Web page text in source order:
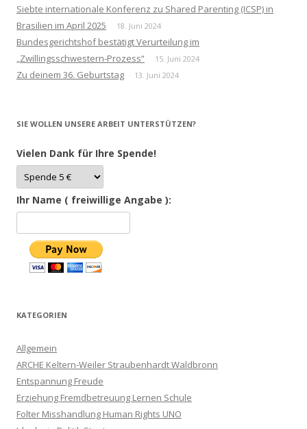
Siebte internationale Konferenz zu Shared Parenting (ICSP) in
Brasilien im April 2025
18. Juni 2024
Bundesgerichtshof bestätigt Verurteilung im
„Zwillingsschwestern-Prozess“
15. Juni 2024
Zu deinem 36. Geburtstag 13. Juni 2024
SIE WOLLEN UNSERE ARBEIT UNTERSTÜTZEN?
Vielen Dank für Ihre Spende!
Ihr Name ( freiwillige Angabe ):
KATEGORIEN
Allgemein
ARCHE Keltern-Weiler Straubenhardt Waldbronn
Entspannung Freude
Erziehung Fremdbetreuung Lernen Schule
Folter Misshandlung Human Rights UNO